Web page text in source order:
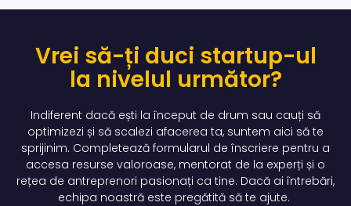
Vrei să-ți duci startup-ul
la nivelul următor?
Indiferent dacă ești la început de drum sau cauți să
optimizezi și să scalezi afacerea ta, suntem aici să te
sprijinim. Completează formularul de înscriere pentru a
accesa resurse valoroase, mentorat de la experți și o
rețea de antreprenori pasionați ca tine. Dacă ai întrebări,
echipa noastră este pregătită să te ajute.